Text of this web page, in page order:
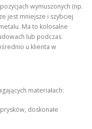
wymuszonych (np.
jest mniejsze i szybciej
Ma to kolosalne
lub podczas
u klienta w
materiałach:
doskonałe